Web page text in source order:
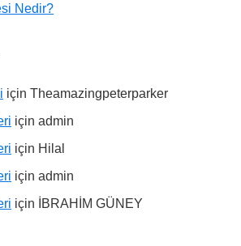
Nedir?
için Theamazingpeterparker
için admin
için Hilal
için admin
için İBRAHİM GÜNEY